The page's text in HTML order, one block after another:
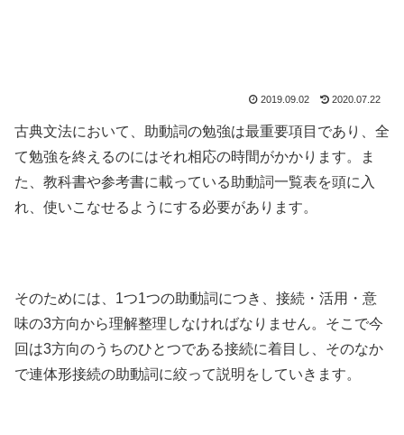
2019.09.02 2020.07.22
古典文法において、助動詞の勉強は最重要項目であり、全
て勉強を終えるのにはそれ相応の時間がかかります。ま
た、教科書や参考書に載っている助動詞一覧表を頭に入
れ、使いこなせるようにする必要があります。
そのためには、1つ1つの助動詞につき、接続・活用・意
味の3方向から理解整理しなければなりません。そこで今
回は3方向のうちのひとつである接続に着目し、そのなか
で連体形接続の助動詞に絞って説明をしていきます。